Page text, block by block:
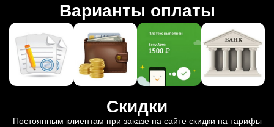
Варианты оплаты
Скидки
Постоянным клиентам при заказе на сайте скидки на тарифы